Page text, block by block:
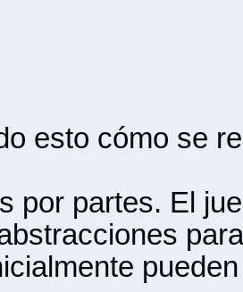
esto cómo se
por partes. El